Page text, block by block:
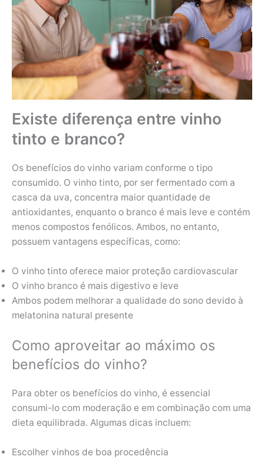
Existe diferença entre vinho
tinto e branco?
Os benefícios do vinho variam conforme o tipo
consumido. O vinho tinto, por ser fermentado com a
casca da uva, concentra maior quantidade de
antioxidantes, enquanto o branco é mais leve e contém
menos compostos fenólicos. Ambos, no entanto,
possuem vantagens específicas, como:
O vinho tinto oferece maior proteção cardiovascular
O vinho branco é mais digestivo e leve
Ambos podem melhorar a qualidade do sono devido à
melatonina natural presente
Como aproveitar ao máximo os
benefícios do vinho?
Para obter os benefícios do vinho, é essencial
consumi-lo com moderação e em combinação com uma
dieta equilibrada. Algumas dicas incluem:
Escolher vinhos de boa procedência